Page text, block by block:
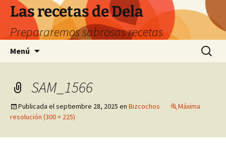
Saltar
contenido
Las recetas de Dela
Prepararemos sabrosas recetas
Menú Buscar:
SAM_1566
Publicada elseptiembre 28, 2025 en Bizcochos
Máxima
resolución (300 × 225)